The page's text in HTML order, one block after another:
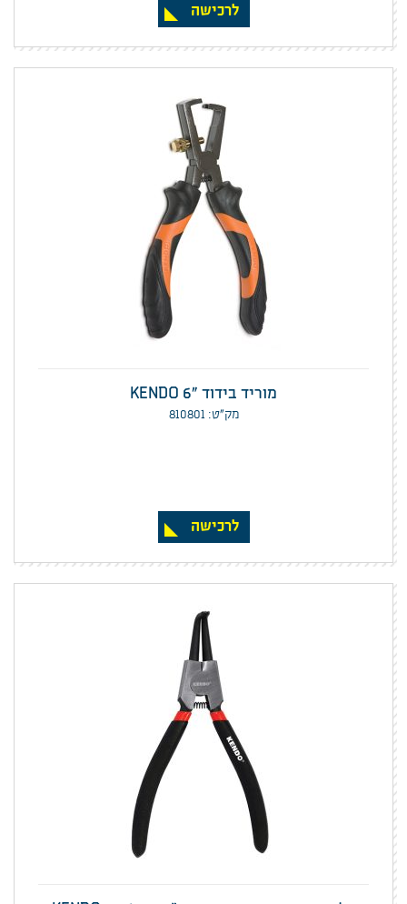
לרכישה
מוריד בידוד "KENDO 6
מק”ט: 810801
לרכישה